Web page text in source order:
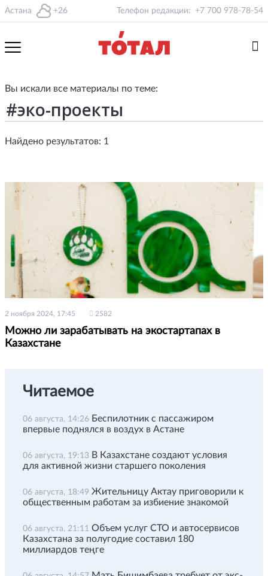
Астана +26 Телефон редакции: +7 700 978-78-54
Вы искали все материалы по теме:
Найдено результатов: 1
2 ноября 2024, 17:45 2582
Можно ли зарабатывать на экостартапах в
Казахстане
Читаемое
06 августа, 14:26 Беспилотник с пассажиром
впервые поднялся в воздух в Астане
06 августа, 19:13 В Казахстане создают условия
для активной жизни старшего поколения
06 августа, 18:49 Жительницу Актау приговорили к
общественным работам за избиение знакомой
06 августа, 21:11 Объем услуг СТО и автосервисов
Казахстана за полугодие составил 180
миллиардов теңге